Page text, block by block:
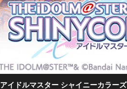
アイドルマスター シャイニーカラーズ